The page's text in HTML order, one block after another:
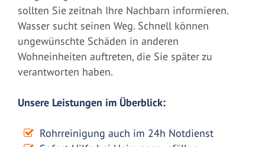
sollten Sie zeitnah Ihre Nachbarn informieren.
Wasser sucht seinen Weg. Schnell können
ungewünschte Schäden in anderen
Wohneinheiten auftreten, die Sie später zu
verantworten haben.
Unsere Leistungen im Überblick:
Rohrreinigung auch im 24h Notdienst